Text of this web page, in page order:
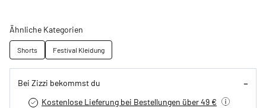
Ähnliche Kategorien
Shorts Festival Kleidung
Bei Zizzi bekommst du
Kostenlose Lieferung bei Bestellungen über 49 €